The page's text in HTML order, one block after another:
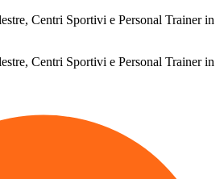
Centri Sportivi e Personal Trainer in
Centri Sportivi e Personal Trainer in